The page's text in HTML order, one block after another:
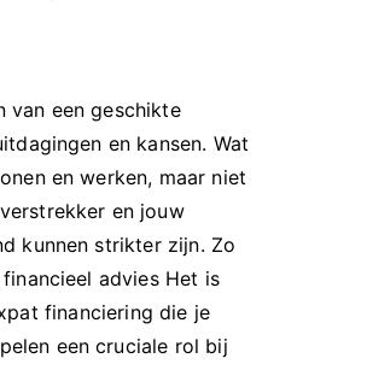
van een geschikte
en kansen. Wat
en werken, maar niet
en jouw
kunnen strikter zijn. Zo
advies Het is
financiering die je
een cruciale rol bij